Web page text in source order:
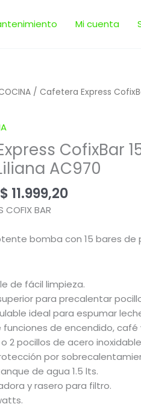
Mi cuenta
/ Cafetera Express
CofixBar
AC970
El
original
era:
$ 14.999,00.
$ 11.999,20
El
$ 11.999,20.
COFIX BAR
bomba con 15 bares de
de fácil limpieza.
para precalentar
ideal para espumar
funciones de encendido, café
o 2 pocillos de acero
por
de agua 1.5 lts.
y rasero para filtro.